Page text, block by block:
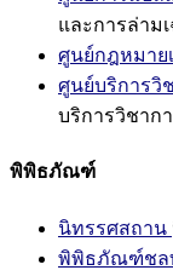
และการล่าม
ศูนย์กฎหมาย
ศูนย์บริการวิ
บริการวิชาก
พิพิธภัณฑ์
นิทรรศสถาน
พิพิธภัณฑ์ชล